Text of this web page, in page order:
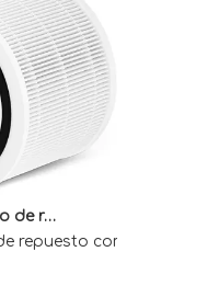
repuesto compatibles